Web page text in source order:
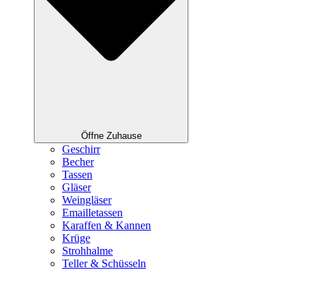
Öffne Zuhause
Geschirr
Becher
Tassen
Gläser
Weingläser
Emailletassen
Karaffen & Kannen
Krüge
Strohhalme
Teller & Schüsseln